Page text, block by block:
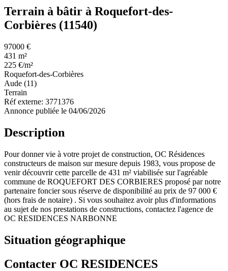
Terrain à bâtir à Roquefort-des-
Corbières (11540)
97000 €
431 m²
225 €/m²
Roquefort-des-Corbières
Aude (11)
Terrain
Réf externe: 3771376
Annonce publiée le 04/06/2026
Description
Pour donner vie à votre projet de construction, OC Résidences
constructeurs de maison sur mesure depuis 1983, vous propose de
venir découvrir cette parcelle de 431 m² viabilisée sur l'agréable
commune de ROQUEFORT DES CORBIERES proposé par notre
partenaire foncier sous réserve de disponibilité au prix de 97 000 €
(hors frais de notaire) . Si vous souhaitez avoir plus d'informations
au sujet de nos prestations de constructions, contactez l'agence de
OC RESIDENCES NARBONNE
Situation géographique
Contacter OC RESIDENCES